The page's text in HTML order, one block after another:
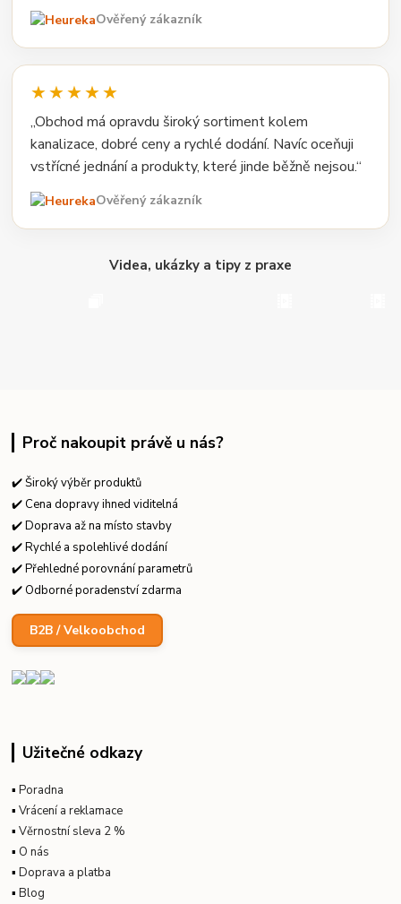
Ověřený zákazník
★★★★★
„Obchod má opravdu široký sortiment kolem
kanalizace, dobré ceny a rychlé dodání. Navíc oceňuji
vstřícné jednání a produkty, které jinde běžně nejsou.“
Ověřený zákazník
Videa, ukázky a tipy z praxe
Proč nakoupit právě u nás?
✔️ Široký výběr produktů
✔️ Cena dopravy ihned viditelná
✔️ Doprava až na místo stavby
✔️ Rychlé a spolehlivé dodání
✔️ Přehledné porovnání parametrů
✔️ Odborné poradenství zdarma
B2B / Velkoobchod
Užitečné odkazy
▪Poradna
▪Vrácení a reklamace
▪Věrnostní sleva 2 %
▪ O nás
▪Doprava a platba
▪Blog